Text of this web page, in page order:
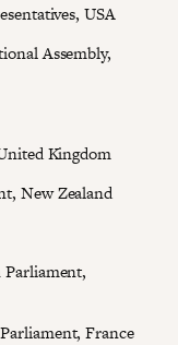
USA
Assembly,
Kingdom
New Zealand
Parliament,
France